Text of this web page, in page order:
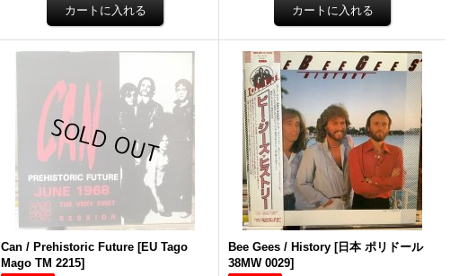
Can / Prehistoric Future [EU Tago
Mago TM 2215]
Bee Gees / History [日本 ポリドール
38MW 0029]